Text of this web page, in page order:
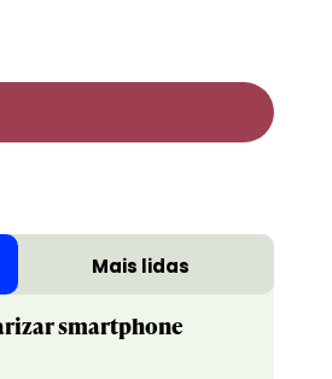
Development Goals
Development Goals
Mais lidas
smartphone